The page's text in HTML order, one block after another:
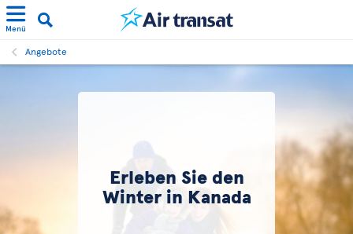
Menü
Angebote
Erleben Sie den
Winter in Kanada